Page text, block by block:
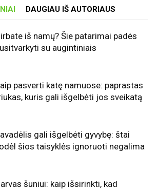
DAUGIAU IŠ AUTORIAUS
iš namų? Šie patarimai padės
su augintiniais
pasverti katę namuose: paprastas
kuris gali išgelbėti jos sveikatą
gali išgelbėti gyvybę: štai
šios taisyklės ignoruoti negalima
šuniui: kaip išsirinkti, kad